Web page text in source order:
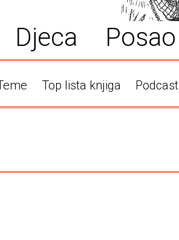
Djeca Posao
Top lista knjiga Podcast